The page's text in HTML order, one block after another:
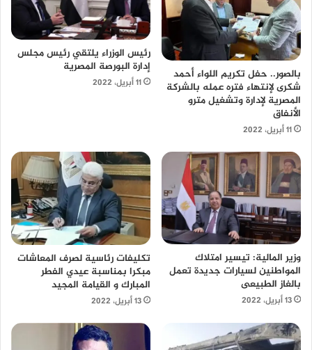
بالصور.. حفل تكريم اللواء أحمد
شكرى لإنتهاء فتره عمله بالشركة
المصرية لإدارة وتشغيل مترو
الأنفاق
11 أبريل، 2022
رئيس الوزراء يلتقي رئيس مجلس
إدارة البورصة المصرية
11 أبريل، 2022
وزير المالية: تيسير امتلاك
المواطنين لسيارات جديدة تعمل
بالغاز الطبيعى
13 أبريل، 2022
تكليفات رئاسية لصرف المعاشات
مبكرا بمناسبة عيدي الفطر
المبارك و القيامة المجيد
13 أبريل، 2022